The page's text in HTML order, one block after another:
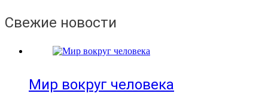
Свежие новости
Мир вокруг человека